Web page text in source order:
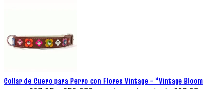
Collar de Cuero para Perro con Flores Vintage – “Vintage Bloom